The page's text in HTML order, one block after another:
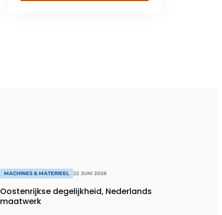
MACHINES & MATERIEEL 22 JUNI 2026
Oostenrijkse degelijkheid, Nederlands
maatwerk